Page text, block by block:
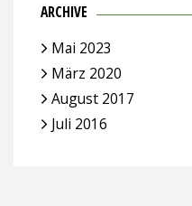
ARCHIVE
Mai 2023
März 2020
August 2017
Juli 2016